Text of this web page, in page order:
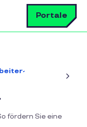
Portale
fördern Sie eine